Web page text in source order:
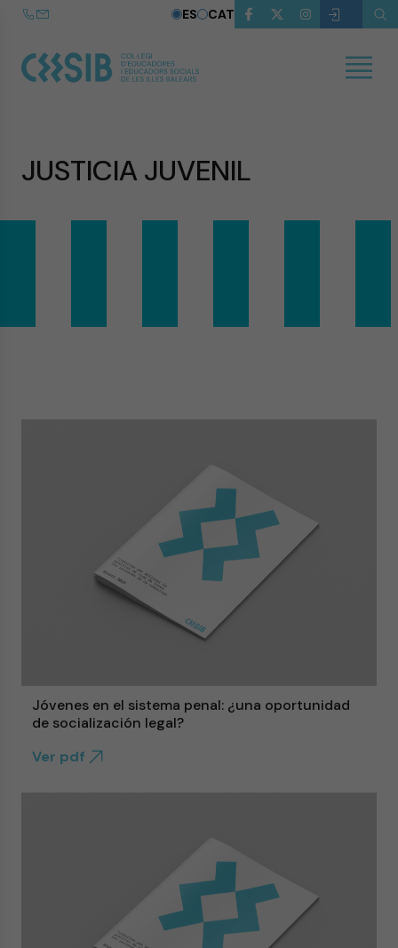
ES CAT
JUSTICIA JUVENIL
Jóvenes en el sistema penal: ¿una oportunidad
de socialización legal?
Ver pdf